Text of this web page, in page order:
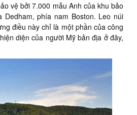
vệ bởi 7.000 mẫu Anh của khu bảo
Dedham, phía nam Boston. Leo núi
điều này chỉ là một phần của công
diện của người Mỹ bản địa ở đây,